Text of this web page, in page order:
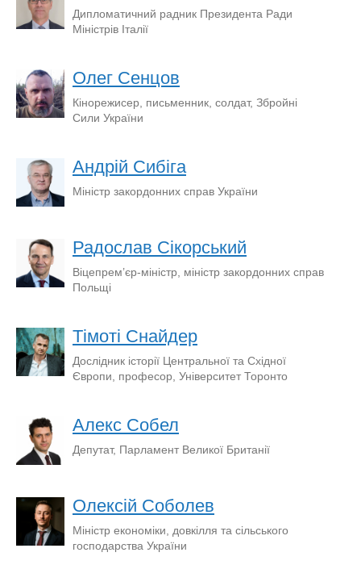
Дипломатичний радник Президента Ради
Міністрів Італії
Олег Сенцов
Кінорежисер, письменник, солдат, Збройні
Сили України
Андрій Сибіга
Міністр закордонних справ України
Радослав Сікорський
Віцепрем’єр-міністр, міністр закордонних справ
Польщі
Тімоті Снайдер
Дослідник історії Центральної та Східної
Європи, професор, Університет Торонто
Алекс Собел
Депутат, Парламент Великої Британії
Олексій Соболев
Міністр економіки, довкілля та сільського
господарства України